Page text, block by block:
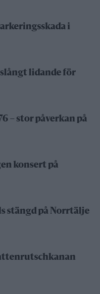
i
lidande för
– stor påverkan på
konsert på
stängd på Norrtälje